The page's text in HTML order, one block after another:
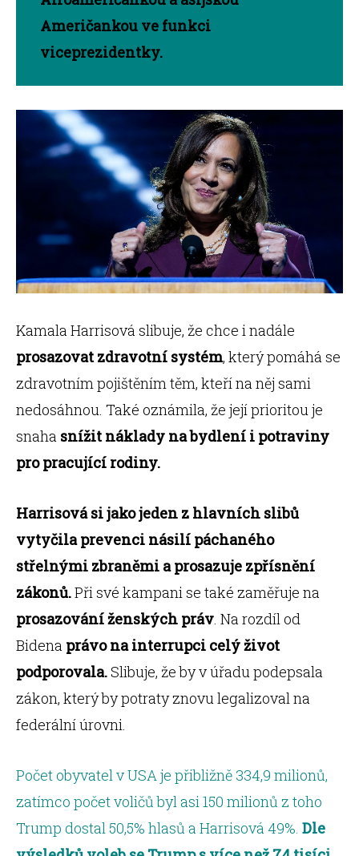
Američankou ve funkci
viceprezidentky.
Kamala Harrisová slibuje, že chce i nadále
prosazovat zdravotní systém, který pomáhá se
zdravotním pojištěním těm, kteří na něj sami
nedosáhnou. Také oznámila, že její prioritou je
snaha snížit náklady na bydlení i potraviny
pro pracující rodiny.
Harrisová si jako jeden z hlavních slibů
vytyčila prevenci násilí páchaného
střelnými zbraněmi a prosazuje zpřísnění
zákonů.Při své kampani se také zaměřuje na
prosazování ženských práv. Na rozdíl od
Bidena právo na interrupci celý život
podporovala.Slibuje, že by v úřadu podepsala
zákon, který by potraty znovu legalizoval na
federální úrovni.
Počet obyvatel v USA je přibližně 334,9 milionů,
zatímco počet voličů byl asi 150 milionů z toho
Trump dostal 50,5% hlasů a Harrisová 49%. Dle